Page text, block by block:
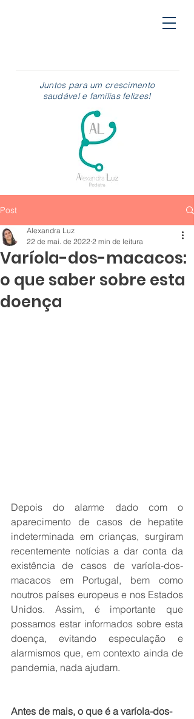
Juntos para um crescimento
saudável e famílias felizes!
Post
Varíola-dos-macacos:
o que saber sobre esta
doença
Alexandra Luz
22 de mai. de 2022 2 min de leitura
Depois do alarme dado com o
aparecimento de casos de hepatite
indeterminada em crianças, surgiram
recentemente notícias a dar conta da
existência de casos de varíola-dos-
macacos em Portugal, bem como
noutros países europeus e nos Estados
Unidos. Assim, é importante que
possamos estar informados sobre esta
doença, evitando especulação e
alarmismos que, em contexto ainda de
pandemia, nada ajudam.
Antes de mais, o que é a varíola-dos-